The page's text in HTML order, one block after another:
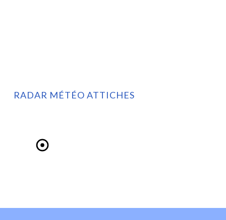
RADAR MÉTÉO ATTICHES